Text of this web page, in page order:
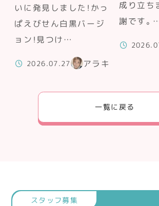
いに発見しました！かっ
ぱえびせん白黒バージ
ョン！見つけ…
2026.07.27 アラキ
成り立ち
謝です。
一覧に戻る